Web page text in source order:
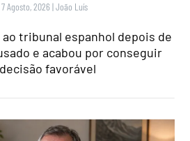
Agosto, 2026 |João Luís
tribunal espanhol depois de
e acabou por conseguir
favorável